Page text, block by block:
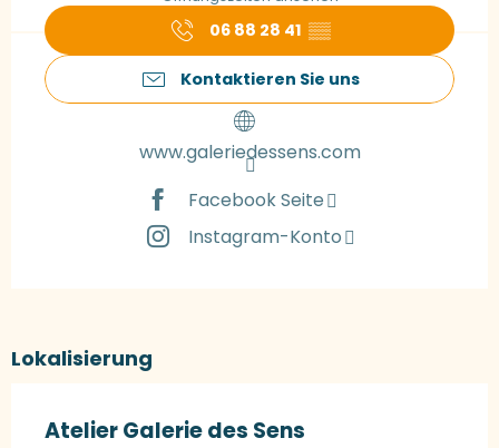
06 88 28 41 ▒▒
Kontaktieren Sie uns
www.galeriedessens.com
Facebook Seite
Instagram-Konto
Lokalisierung
Atelier Galerie des Sens